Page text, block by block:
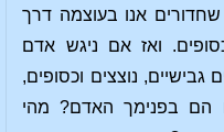
אנו בעוצמה דרך
ואז אם ניגש אדם
גבישיים, נוצצים וכסופים,
הם בפנימך האדם? מהי